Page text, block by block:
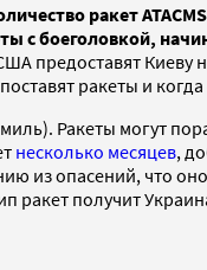
ракет
с боеголовкой,
предоставят Киеву
ракеты и
Ракеты могут
несколько месяцев,
из опасений, что
ракет получит